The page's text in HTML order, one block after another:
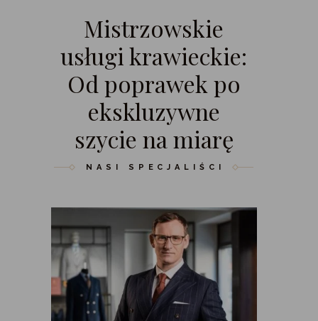
Mistrzowskie
usługi krawieckie:
Od poprawek po
ekskluzywne
szycie na miarę
NASI SPECJALIŚCI